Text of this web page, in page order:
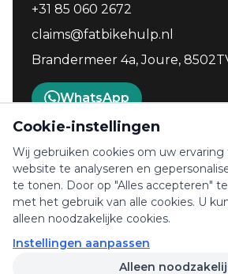
+31 85 060 2672
claims@fatbikehulp.nl
Brandermeer 4a, Joure,
WhatsApp
TrustScore 4.9
132 reviews
© 2025 Fatbikehulp.nl.
voorbehouden.
Cookie-instellingen
Wij gebruiken cookies om uw
website te analyseren en
te tonen. Door op "Alles accepteren"
met het gebruik van alle cookies. U
alleen noodzakelijke cookies.
Instellingen aanpassen
Alleen